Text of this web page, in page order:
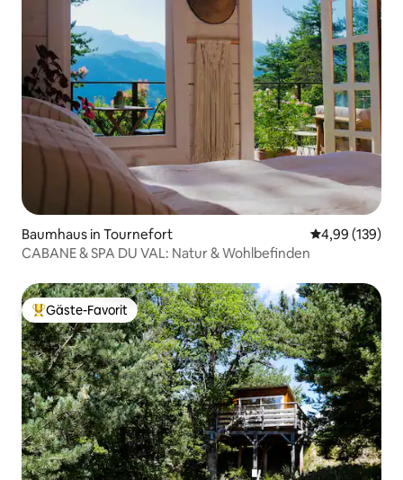
Baumhaus in Tournefort
4,99 (139)
CABANE & SPA DU VAL: Natur & Wohlbefinden
Beliebter Gäste-Favorit.
Gäste-Favorit